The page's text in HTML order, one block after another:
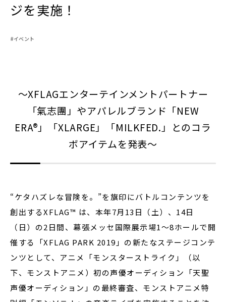
ジを実施！
#イベント
～XFLAGエンターテインメントパートナー
「氣志團」やアパレルブランド「NEW
ERA®」「XLARGE」「MILKFED.」とのコラ
ボアイテムを発表～
“ケタハズレな冒険を。”を旗印にバトルコンテンツを
創出するXFLAG™ は、 本年7月13日（土）、14日
（日）の2日間、幕張メッセ国際展示場1～8ホールで開
催する「XFLAG PARK 2019」の新たなステージコンテ
ンツとして、アニメ「モンスターストライク」（以
下、モンストアニメ）初の声優オーディション「天聖
声優オーディション」の最終審査、モンストアニメ特